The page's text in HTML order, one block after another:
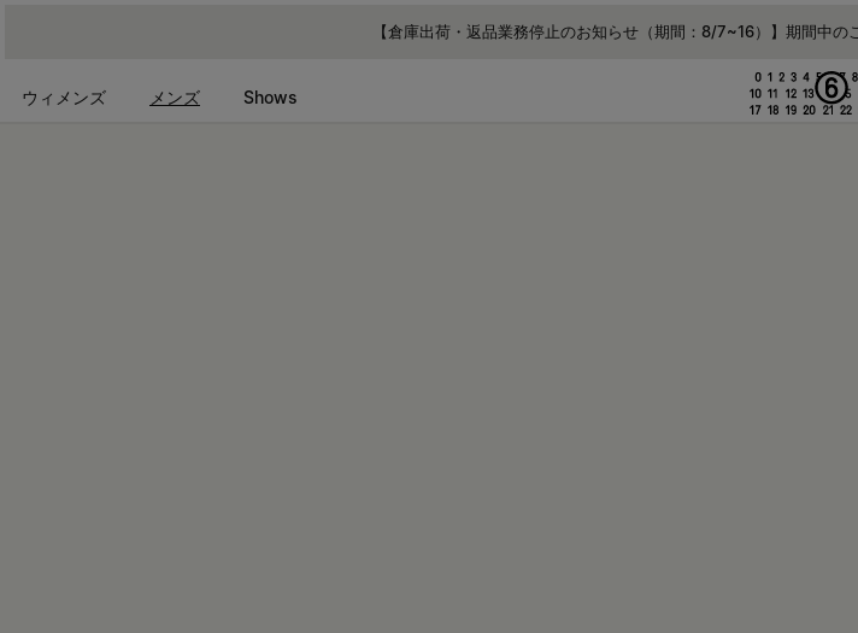
【倉庫出荷・返品業務停止のお知らせ（期間：8/7~16）】期間中
ウィメンズ メンズ Shows